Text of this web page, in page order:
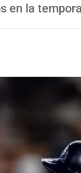
en la